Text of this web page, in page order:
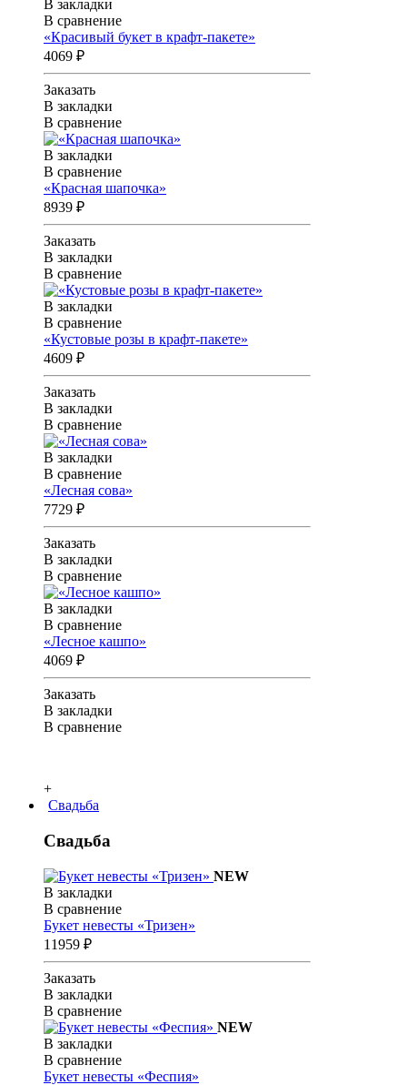
В закладки
В сравнение
«Красивый букет в крафт-пакете»
4069 ₽
Заказать
В закладки
В сравнение
В закладки
В сравнение
«Красная шапочка»
8939 ₽
Заказать
В закладки
В сравнение
В закладки
В сравнение
«Кустовые розы в крафт-пакете»
4609 ₽
Заказать
В закладки
В сравнение
В закладки
В сравнение
«Лесная сова»
7729 ₽
Заказать
В закладки
В сравнение
В закладки
В сравнение
«Лесное кашпо»
4069 ₽
Заказать
В закладки
В сравнение
+
Свадьба
Свадьба
NEW
В закладки
В сравнение
Букет невесты «Тризен»
11959 ₽
Заказать
В закладки
В сравнение
NEW
В закладки
В сравнение
Букет невесты «Феспия»